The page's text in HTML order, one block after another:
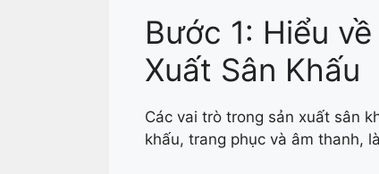
Bước 1: Hiểu
Xuất Sân Khấu
Các vai trò trong sản xuất sân
khấu, trang phục và âm thanh,